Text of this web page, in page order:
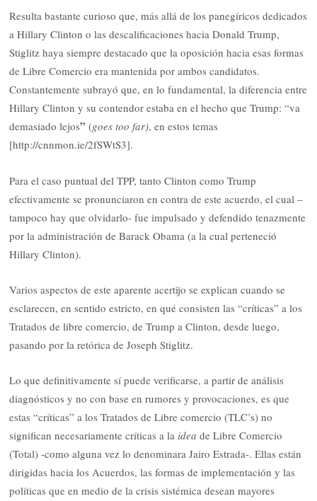
Resulta bastante curioso que, más allá de los panegíricos dedicados
a Hillary Clinton o las descalificaciones hacia Donald Trump,
Stiglitz haya siempre destacado que la oposición hacia esas formas
de Libre Comercio era mantenida por ambos candidatos.
Constantemente subrayó que, en lo fundamental, la diferencia entre
Hillary Clinton y su contendor estaba en el hecho que Trump: “va
demasiado lejos” (goes too far), en estos temas
[http://cnnmon.ie/2fSWtS3].
Para el caso puntual del TPP, tanto Clinton como Trump
efectivamente se pronunciaron en contra de este acuerdo, el cual –
tampoco hay que olvidarlo- fue impulsado y defendido tenazmente
por la administración de Barack Obama (a la cual perteneció
Hillary Clinton).
Varios aspectos de este aparente acertijo se explican cuando se
esclarecen, en sentido estricto, en qué consisten las “críticas” a los
Tratados de libre comercio, de Trump a Clinton, desde luego,
pasando por la retórica de Joseph Stiglitz.
Lo que definitivamente sí puede verificarse, a partir de análisis
diagnósticos y no con base en rumores y provocaciones, es que
estas “críticas” a los Tratados de Libre comercio (TLC’s) no
significan necesariamente críticas a laidea de Libre Comercio
(Total) -como alguna vez lo denominara Jairo Estrada-. Ellas están
dirigidas hacia los Acuerdos, las formas de implementación y las
políticas que en medio de la crisis sistémica desean mayores